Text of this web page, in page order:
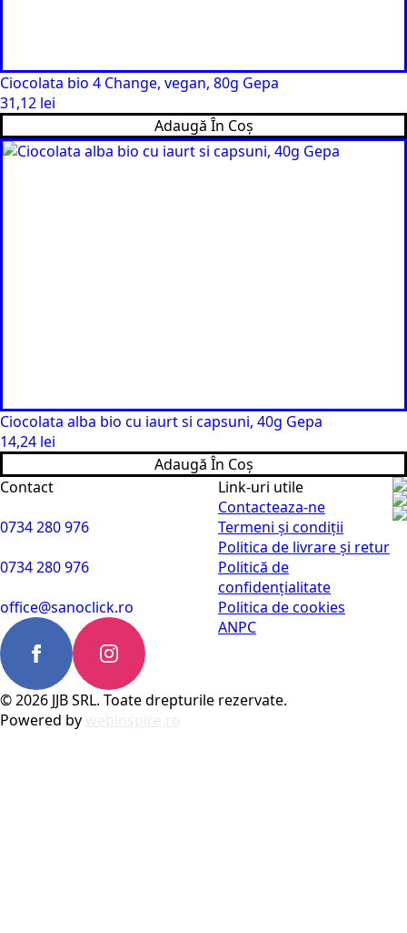
Ciocolata bio 4 Change, vegan, 80g Gepa
31,12 lei
Adaugă În Coș
Ciocolata alba bio cu iaurt si capsuni, 40g Gepa
14,24 lei
Adaugă În Coș
Contact
0734 280 976
0734 280 976
office@sanoclick.ro
Link-uri utile
Contacteaza-ne
Termeni și condiții
Politica de livrare și retur
Politică de
confidențialitate
Politica de cookies
ANPC
© 2026 JJB SRL. Toate drepturile rezervate.
Powered by